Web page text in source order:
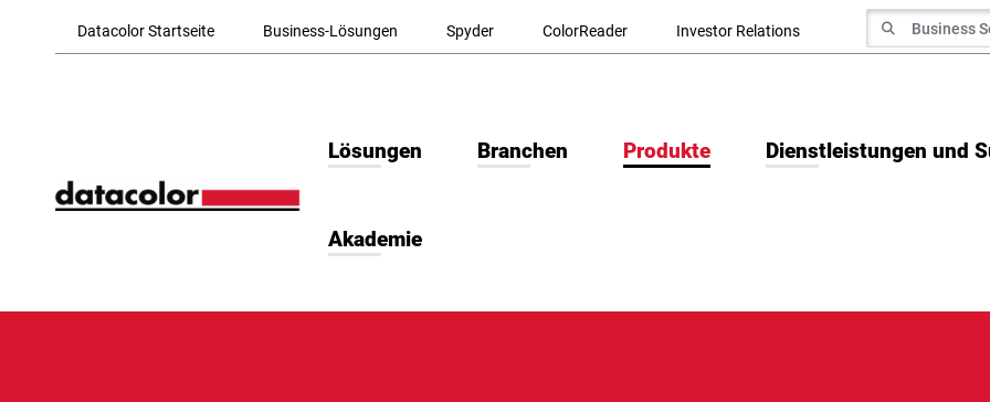
Datacolor Startseite Business-Lösungen Spyder ColorReader Investor Relations Suche nach
Suchen
Lösungen Branchen Produkte Dienstleistungen und
Akademie